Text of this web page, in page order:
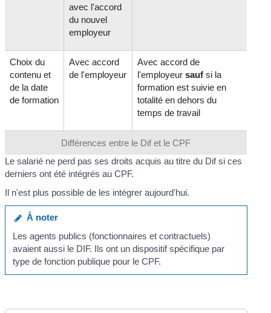
Différences entre le Dif et le CPF
avec l'accord
du nouvel
employeur
Choix du
contenu et
de la date
de formation
Avec accord
de l'employeur
Avec accord de
l'employeursauf si la
formation est suivie en
totalité en dehors du
temps de travail
Le salarié ne perd pas ses droits acquis au titre du Dif si ces
derniers ont été intégrés au CPF.
Il n'est plus possible de les intégrer aujourd'hui.
À noter
Les agents publics (fonctionnaires et contractuels)
avaient aussi le DIF. Ils ont un dispositif spécifique par
type de fonction publique pour le CPF.